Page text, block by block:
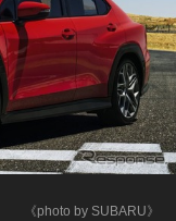
《photo by SUBARU》